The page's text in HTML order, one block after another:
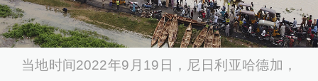
当地时间2022年9月19日，尼日利亚哈德加，